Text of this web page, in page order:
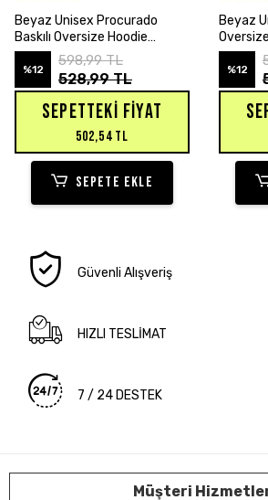
Beyaz Unisex Procurado
Baskılı Oversize Hoodie
Sweatshirt
%12
598,99 TL
528,99 TL
SEPETTEKI FIYAT
502,54 TL
SEPETE EKLE
Beyaz
%12
Güvenli Alışveriş
HIZLI TESLİMAT
7 / 24 DESTEK
Müşteri